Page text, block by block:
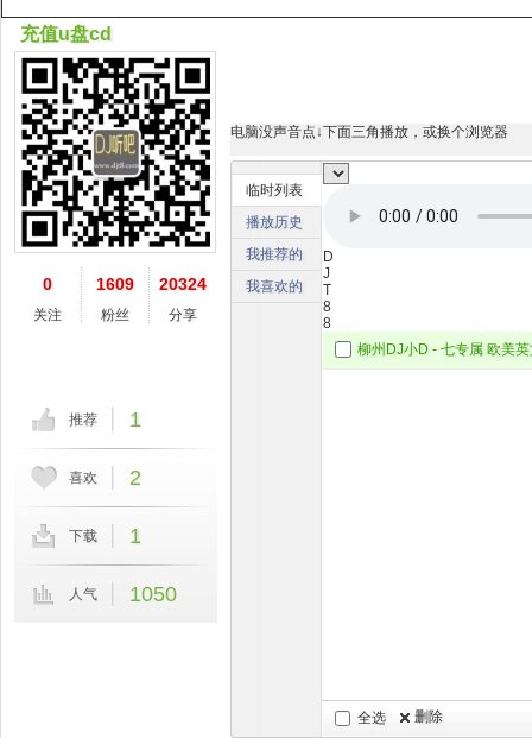
电脑没声音点↓下面三角播放，或换个浏览器
临时列表
播放历史
我推荐的
我喜欢的
D
J
T
8
8
柳州DJ小D - 七专属 欧美
全选 删除
充值u盘cd
0
关注
1609
粉丝
20324
分享
推荐 1
喜欢 2
下载 1
人气 1050